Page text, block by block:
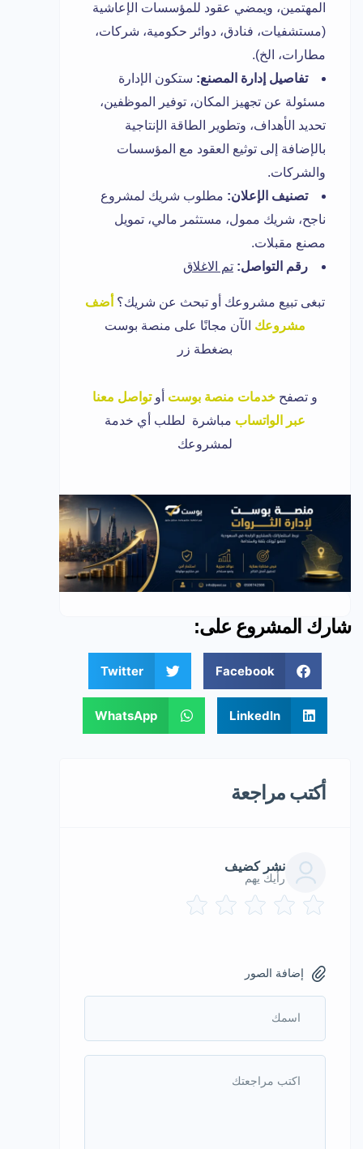
المهتمين، ويمضي عقود للمؤسسات الإعاشية
(مستشفيات، فنادق، دوائر حكومية، شركات،
مطارات، الخ).
تفاصيل إدارة المصنع: ستكون الإدارة
مسئولة عن تجهيز المكان، توفير الموظفين،
تحديد الأهداف، وتطوير الطاقة الإنتاجية
بالإضافة إلى توثيع العقود مع المؤسسات
والشركات.
تصنيف الإعلان: مطلوب شريك لمشروع
ناجح، شريك ممول، مستثمر مالي، تمويل
مصنع مقبلات.
رقم التواصل: تم الاغلاق
تبغى تبيع مشروعك أو تبحث عن شريك؟ أضف
مشروعك الآن مجانًا على منصة بوست
بضغطة زر
و تصفح خدمات منصة بوست أو تواصل معنا
عبر الواتساب مباشرة لطلب أي خدمة
لمشروعك
شارك المشروع على:
Facebook
Twitter
LinkedIn
WhatsApp
أكتب مراجعة
نشر كضيف
رأيك يهم
إضافة الصور